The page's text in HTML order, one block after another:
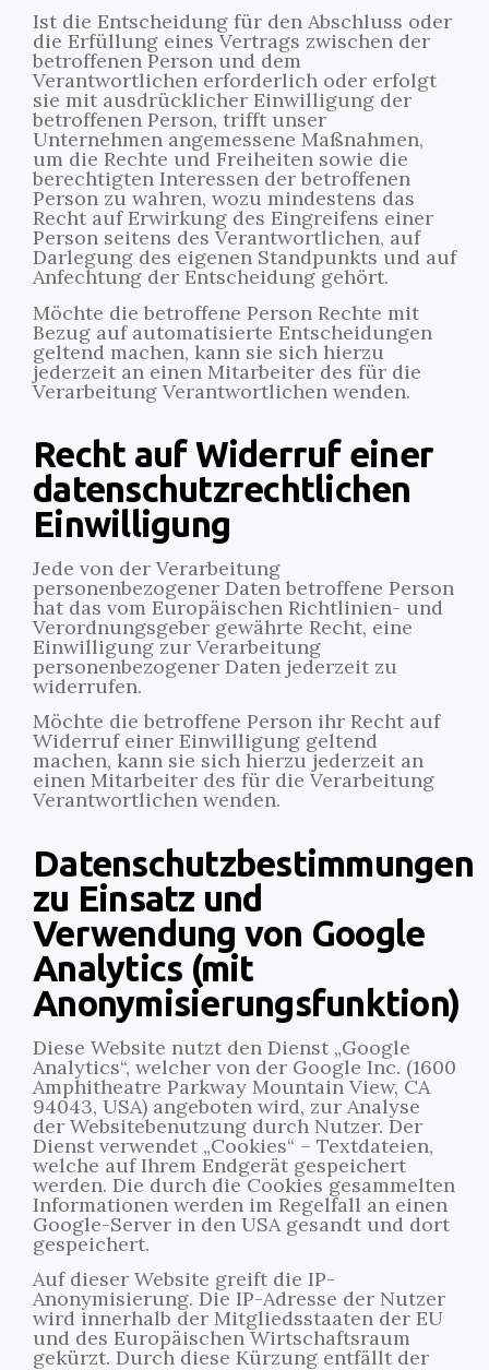
Ist die Entscheidung für den Abschluss oder
die Erfüllung eines Vertrags zwischen der
betroffenen Person und dem
Verantwortlichen erforderlich oder erfolgt
sie mit ausdrücklicher Einwilligung der
betroffenen Person, trifft unser
Unternehmen angemessene Maßnahmen,
um die Rechte und Freiheiten sowie die
berechtigten Interessen der betroffenen
Person zu wahren, wozu mindestens das
Recht auf Erwirkung des Eingreifens einer
Person seitens des Verantwortlichen, auf
Darlegung des eigenen Standpunkts und auf
Anfechtung der Entscheidung gehört.
Möchte die betroffene Person Rechte mit
Bezug auf automatisierte Entscheidungen
geltend machen, kann sie sich hierzu
jederzeit an einen Mitarbeiter des für die
Verarbeitung Verantwortlichen wenden.
Recht auf Widerruf einer
datenschutzrechtlichen
Einwilligung
Jede von der Verarbeitung
personenbezogener Daten betroffene Person
hat das vom Europäischen Richtlinien- und
Verordnungsgeber gewährte Recht, eine
Einwilligung zur Verarbeitung
personenbezogener Daten jederzeit zu
widerrufen.
Möchte die betroffene Person ihr Recht auf
Widerruf einer Einwilligung geltend
machen, kann sie sich hierzu jederzeit an
einen Mitarbeiter des für die Verarbeitung
Verantwortlichen wenden.
Datenschutzbestimmungen
zu Einsatz und
Verwendung von Google
Analytics (mit
Anonymisierungsfunktion)
Diese Website nutzt den Dienst „Google
Analytics“, welcher von der Google Inc. (1600
Amphitheatre Parkway Mountain View, CA
94043, USA) angeboten wird, zur Analyse
der Websitebenutzung durch Nutzer. Der
Dienst verwendet „Cookies“ – Textdateien,
welche auf Ihrem Endgerät gespeichert
werden. Die durch die Cookies gesammelten
Informationen werden im Regelfall an einen
Google-Server in den USA gesandt und dort
gespeichert.
Auf dieser Website greift die IP-
Anonymisierung. Die IP-Adresse der Nutzer
wird innerhalb der Mitgliedsstaaten der EU
und des Europäischen Wirtschaftsraum
gekürzt. Durch diese Kürzung entfällt der